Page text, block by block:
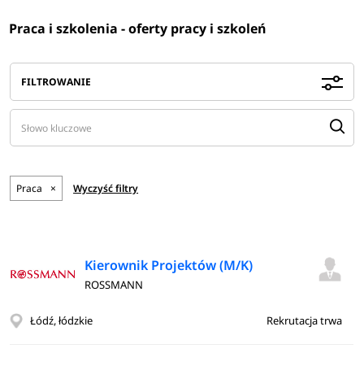
Praca i szkolenia - oferty pracy i szkoleń
FILTROWANIE
Praca × Wyczyść filtry
Kierownik Projektów (M/K)
ROSSMANN
Łódź, łódzkie Rekrutacja trwa